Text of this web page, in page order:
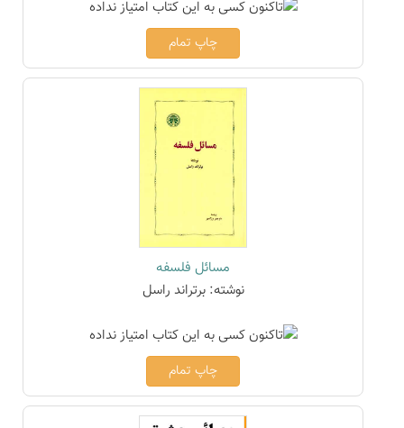
چاپ تمام
مسائل فلسفه
نوشته: برتراند راسل
چاپ تمام